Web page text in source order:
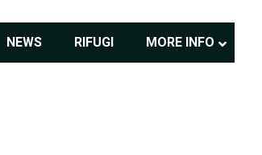
NEWS RIFUGI MORE INFO